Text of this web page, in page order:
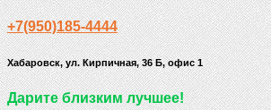
+7(950)185-4444
Хабаровск, ул. Кирпичная, 36 Б, офис 1
Дарите близким лучшее!